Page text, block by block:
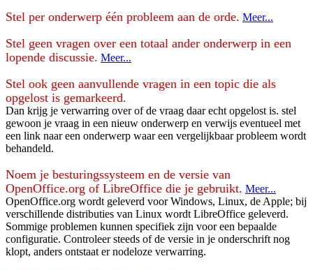
Stel per onderwerp één probleem aan de orde. Meer...
Stel geen vragen over een totaal ander onderwerp in een
lopende discussie. Meer...
Stel ook geen aanvullende vragen in een topic die als
opgelost is gemarkeerd.
Dan krijg je verwarring over of de vraag daar echt opgelost is. stel
gewoon je vraag in een nieuw onderwerp en verwijs eventueel met
een link naar een onderwerp waar een vergelijkbaar probleem wordt
behandeld.
Noem je besturingssysteem en de versie van
OpenOffice.org of LibreOffice die je gebruikt. Meer...
OpenOffice.org wordt geleverd voor Windows, Linux, de Apple; bij
verschillende distributies van Linux wordt LibreOffice geleverd.
Sommige problemen kunnen specifiek zijn voor een bepaalde
configuratie. Controleer steeds of de versie in je onderschrift nog
klopt, anders ontstaat er nodeloze verwarring.